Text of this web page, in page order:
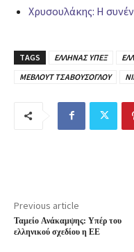
Χρυσουλάκης: Η
TAGS ΕΛΛΗΝΑΣ ΥΠΕΞ
ΜΕΒΛΟΥΤ ΤΣΑΒΟΥΣΟΓΛΟΥ
Previous article
Ταμείο Ανάκαμψης: Υπέρ του
ελληνικού σχεδίου η ΕΕ